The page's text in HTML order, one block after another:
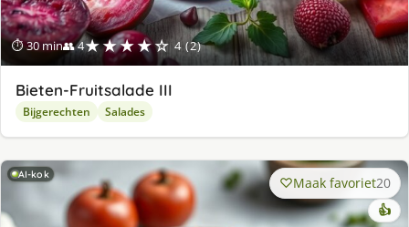
⏱ 30 min👥 4★★★★☆ 4 (2)
Bieten-Fruitsalade III
Bijgerechten Salades
AI-kok Maak favoriet20
👍